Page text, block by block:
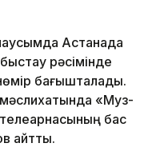
Астанада
рәсімінде
бағышталады.
мәслихатында «Муз-
бас
айтты.